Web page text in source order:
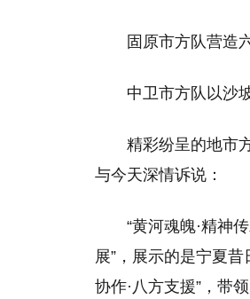
固原市方队营造
中卫市方队以沙
精彩纷呈的地市
与今天深情诉说：
“黄河魂魄·精神
展”，展示的是宁夏
协作·八方支援”，带